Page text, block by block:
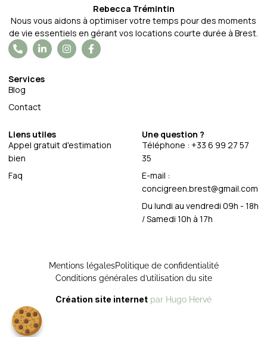
Rebecca Trémintin
Nous vous aidons à optimiser votre temps pour des moments
de vie essentiels en gérant vos locations courte durée à Brest.
Services
Blog
Contact
Liens utiles
Appel gratuit d'estimation
bien
Faq
Une question ?
Téléphone : +33 6 99 27 57
35
E-mail :
concigreen.brest@gmail.com
Du lundi au vendredi 09h - 18h
/ Samedi 10h à 17h
Mentions légalesPolitique de confidentialité
Conditions générales d’utilisation du site
Création site internet par Hugo Hervé